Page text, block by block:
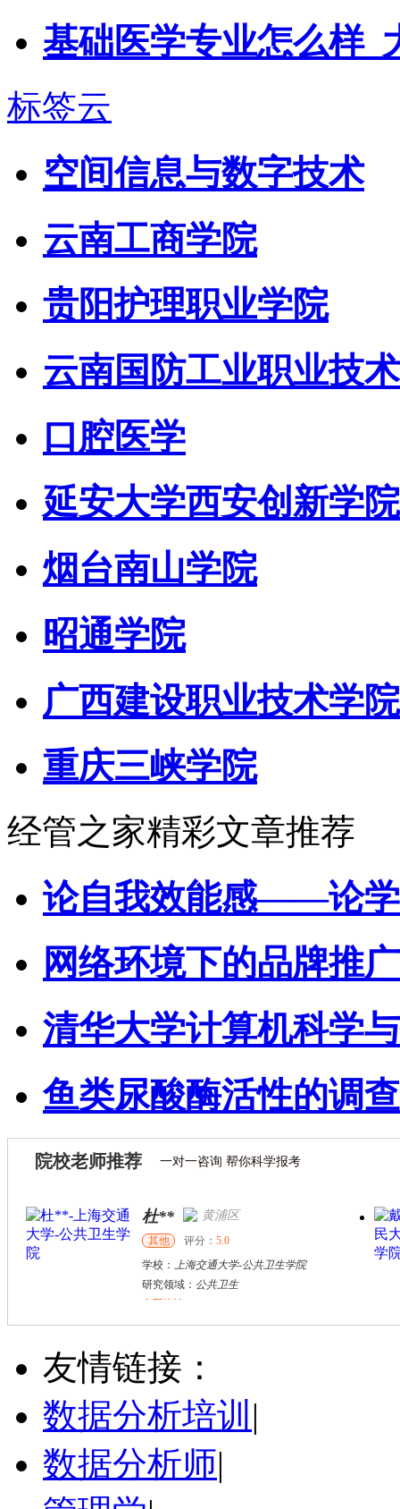
基础医学专业怎么样_
标签云
空间信息与数字技术
云南工商学院
贵阳护理职业学院
云南国防工业职业技
口腔医学
延安大学西安创新学院
烟台南山学院
昭通学院
广西建设职业技术学院
重庆三峡学院
经管之家精彩文章推荐
论自我效能感——论
网络环境下的品牌推
清华大学计算机科学
鱼类尿酸酶活性的调
院校老师推荐 一对一咨询 帮你科学报考
杜** 黄浦区
其他 评分： 5.0
学校： 上海交通大学-公共卫生学院
研究领域： 公共卫生
立即咨询
万志宏 天津市
硕导
学校：南开大学
立即咨询
友情链接：
数据分析培训 |
数据分析师|